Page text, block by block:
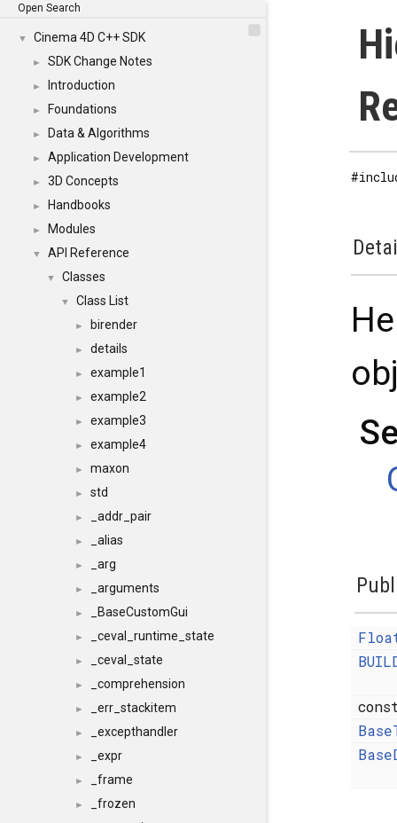
Open Search
▼ Cinema 4D C++ SDK
► SDK Change Notes
► Introduction
► Foundations
► Data & Algorithms
► Application Development
► 3D Concepts
► Handbooks
► Modules
▼ API Reference
▼ Classes
▼ Class List
► birender
► details
► example1
► example2
► example3
► example4
► maxon
► std
► _addr_pair
► _alias
► _arg
► _arguments
► _BaseCustomGui
► _ceval_runtime_state
► _ceval_state
► _comprehension
► _err_stackitem
► _excepthandler
► _expr
► _frame
► _frozen